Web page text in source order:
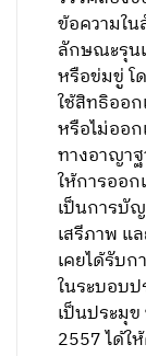
ข้อความใ
ลักษณะรุน
หรือข่มขู่ โ
ใช้สิทธิออ
หรือไม่ออ
ทางอาญา
ให้การออก
เป็นการบั
เสรีภาพ แ
เคยได้รับ
ในระบอบ
เป็นประมุ
2557 ได้ใ